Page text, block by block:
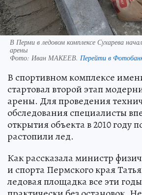
В Перми в ледовом комплексе Сухарева
арены
Фото: Иван МАКЕЕВ. Перейти в
В спортивном комплексе
стартовал второй этап
арены. Для проведения
обследования специалисты
открытия объекта в 2010 году
растопили лед.
Как рассказала министр
и спорта Пермского края
ледовая площадка все эти